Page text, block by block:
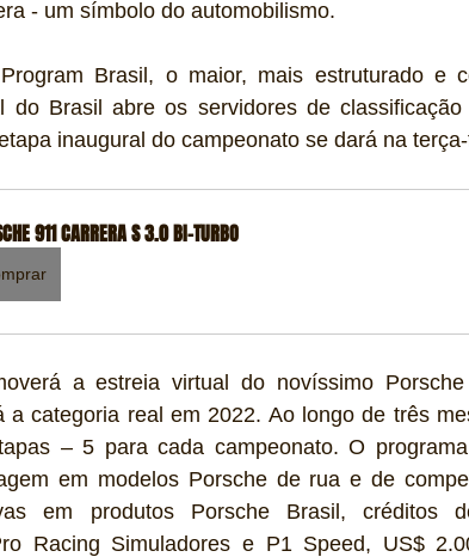
- um símbolo do automobilismo.
Brasil, o maior, mais estruturado e
do Brasil abre os servidores de
inaugural do campeonato se dará na
911 CARRERA S 3.0 BI-TURBO
a estreia virtual do novíssimo
a categoria real em 2022. Ao longo de três
– 5 para cada campeonato. O
em modelos Porsche de rua e de
em produtos Porsche Brasil, créditos
Racing Simuladores e P1 Speed, US$